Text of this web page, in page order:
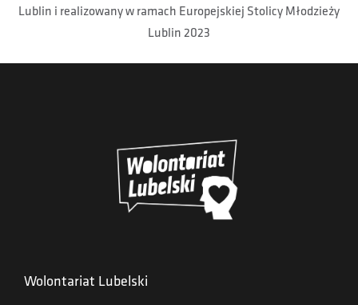
Lublin i realizowany w ramach Europejskiej Stolicy Młodzieży
Lublin 2023
Wolontariat Lubelski